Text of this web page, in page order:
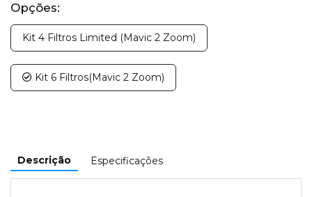
Opções:
Kit 4 Filtros Limited (Mavic 2 Zoom)
Kit 6 Filtros(Mavic 2 Zoom)
Descrição Especificações